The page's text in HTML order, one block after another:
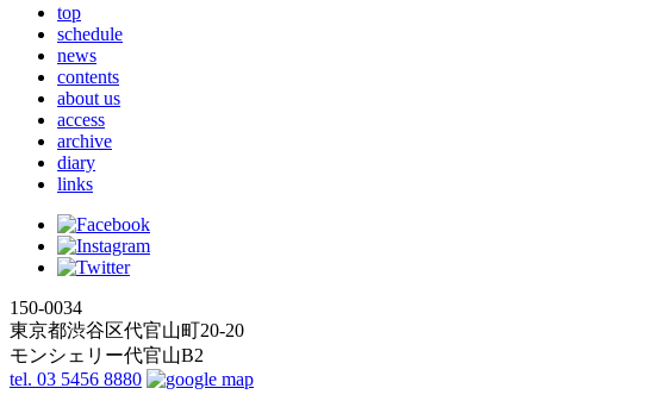
top
schedule
news
contents
about us
access
archive
diary
links
150-0034
東京都渋谷区代官山町20-20
モンシェリー代官山B2
tel. 03 5456 8880